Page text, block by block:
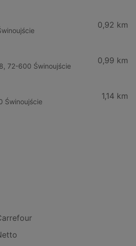
0,92 km
72-600 Świnoujście
0,99 km
Świnoujście
1,14 km